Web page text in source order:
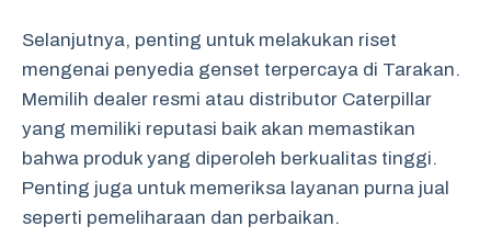
Selanjutnya, penting untuk melakukan riset
mengenai penyedia genset terpercaya di Tarakan.
Memilih dealer resmi atau distributor Caterpillar
yang memiliki reputasi baik akan memastikan
bahwa produk yang diperoleh berkualitas tinggi.
Penting juga untuk memeriksa layanan purna jual
seperti pemeliharaan dan perbaikan.